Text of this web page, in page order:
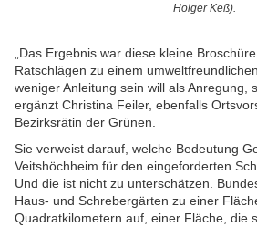
Holger Keß).
„Das Ergebnis war diese kleine
Ratschlägen zu einem
weniger Anleitung sein will als Anregung,
ergänzt Christina Feiler, ebenfalls
Bezirksrätin der Grünen.
Sie verweist darauf, welche Bedeutung
Veitshöchheim für den eingeforderten
Und die ist nicht zu unterschätzen.
Haus- und Schrebergärten zu einer
Quadratkilometern auf, einer Fläche, die